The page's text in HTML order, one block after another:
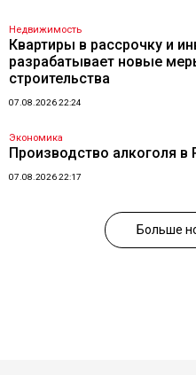
Недвижимость
Квартиры в рассрочку и
разрабатывает новые
строительства
07.08.2026 22:24
Экономика
Производство алкоголя
07.08.2026 22:17
Больше